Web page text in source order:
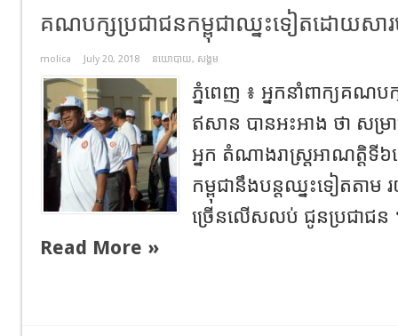
គណបក្សប្រជាជនកម្ពុជាឈ្នះទៀតដោយសារម
molica July 20, 2018 នយោបាយ, សង្គម
ភ្នំពេញ ៖ អ្នកនាំពាក្យគណ
ឥសាន បានអះអាង ថា សម្រា
អ្នក តំណាងរាស្ត្រអាណត្តិទី
កម្ពុជានឹងបន្តឈ្នះទៀតតាម
ច្រើនលើសលប់ ជូនប្រជាជ
Read More »